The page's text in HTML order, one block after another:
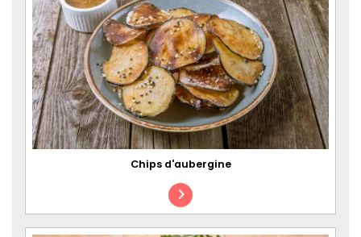
Chips d'aubergine